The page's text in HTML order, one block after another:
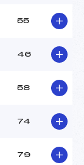
55
46
58
74
79